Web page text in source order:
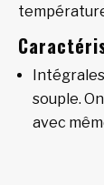
souple.
avec